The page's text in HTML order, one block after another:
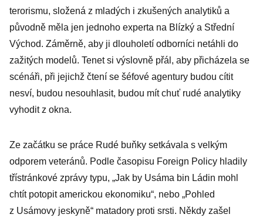
terorismu, složená z mladých i zkušených analytiků a
původně měla jen jednoho experta na Blízký a Střední
Východ. Záměrně, aby ji dlouholetí odborníci netáhli do
zažitých modelů. Tenet si výslovně přál, aby přicházela se
scénáři, při jejichž čtení se šéfové agentury budou cítit
nesví, budou nesouhlasit, budou mít chuť rudé analytiky
vyhodit z okna.
Ze začátku se práce Rudé buňky setkávala s velkým
odporem veteránů. Podle časopisu Foreign Policy hladily
třístránkové zprávy typu, „Jak by Usáma bin Ládin mohl
chtít potopit americkou ekonomiku“, nebo „Pohled
z Usámovy jeskyně“ matadory proti srsti. Někdy zašel